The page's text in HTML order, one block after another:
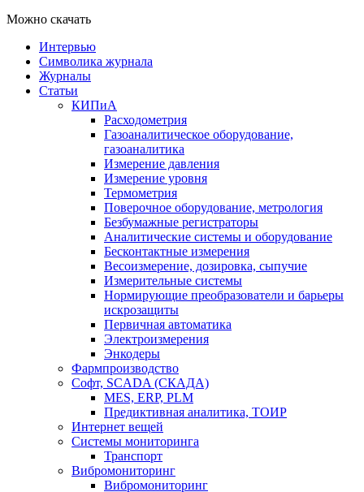
Можно скачать
Интервью
Символика журнала
Журналы
Статьи
КИПиА
Расходометрия
Газоаналитическое оборудование,
газоаналитика
Измерение давления
Измерение уровня
Термометрия
Поверочное оборудование, метрология
Безбумажные регистраторы
Аналитические системы и оборудование
Бесконтактные измерения
Весоизмерение, дозировка, сыпучие
Измерительные системы
Нормирующие преобразователи и барьеры
искрозащиты
Первичная автоматика
Электроизмерения
Энкодеры
Фармпроизводство
Софт, SCADA (СКАДА)
MES, ERP, PLM
Предиктивная аналитика, ТОИР
Интернет вещей
Системы мониторинга
Транспорт
Вибромониторинг
Вибромониторинг